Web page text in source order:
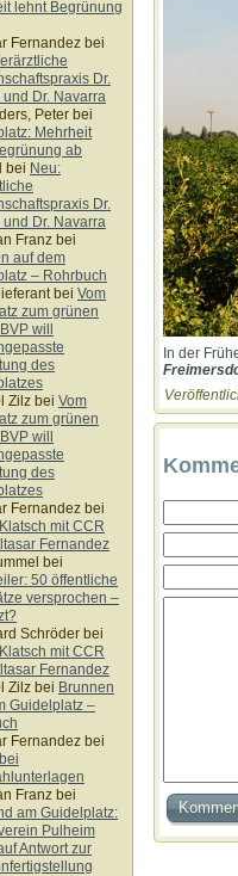
lehnt Begrünung
Fernandez bei
Dr.
und Dr. Navarra
Peter bei
Mehrheit
ab
bei Neu:
Dr.
und Dr. Navarra
Franz bei
auf dem
– Rohrbuch
bei Vom
zum grünen
will
des
Zilz bei Vom
zum grünen
will
des
Fernandez bei
mit CCR
Fernandez
bei
50 öffentliche
versprochen –
Schröder bei
mit CCR
Fernandez
Zilz bei Brunnen
Guidelplatz –
Fernandez bei
Franz bei
am Guidelplatz:
Pulheim
Antwort zur
In der